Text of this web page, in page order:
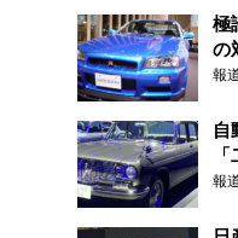
極
の
報
自
か
報